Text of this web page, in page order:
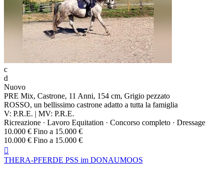
c
d
Nuovo
PRE Mix, Castrone, 11 Anni, 154 cm, Grigio pezzato
ROSSO, un bellissimo castrone adatto a tutta la famiglia
V: P.R.E. | MV: P.R.E.
Ricreazione · Lavoro Equitation · Concorso completo · Dressage
10.000 € Fino a 15.000 €
10.000 € Fino a 15.000 €

THERA-PFERDE PSS im DONAUMOOS